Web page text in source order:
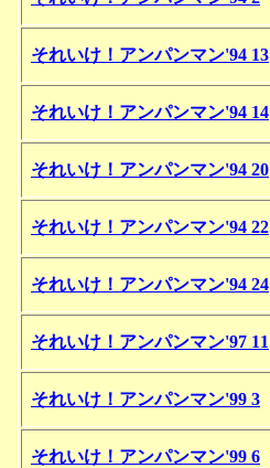
それいけ！アンパンマン'94 13
それいけ！アンパンマン'94 14
それいけ！アンパンマン'94 20
それいけ！アンパンマン'94 22
それいけ！アンパンマン'94 24
それいけ！アンパンマン'97 11
それいけ！アンパンマン'99 3
それいけ！アンパンマン'99 6